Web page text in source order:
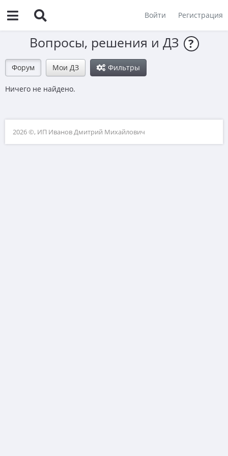
Войти Регистрация
Вопросы, решения и ДЗ ?
Форум Мои ДЗ Фильтры
Ничего не найдено.
2026 ©, ИП Иванов Дмитрий Михайлович